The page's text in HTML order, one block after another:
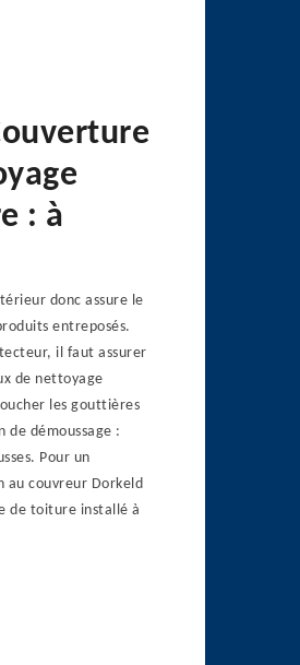
: à
donc assure le
entreposés.
il faut assurer
de nettoyage
les gouttières
démoussage :
Pour un
au couvreur Dorkeld
de toiture installé à